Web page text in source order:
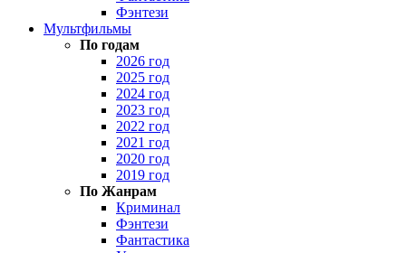
Фэнтези
Мультфильмы
По годам
2026 год
2025 год
2024 год
2023 год
2022 год
2021 год
2020 год
2019 год
По Жанрам
Криминал
Фэнтези
Фантастика